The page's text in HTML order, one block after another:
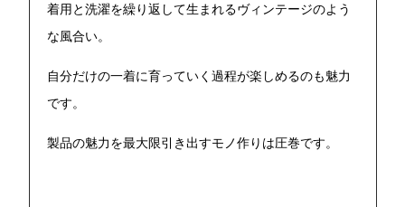
着用と洗濯を繰り返して生まれるヴィンテージのよう
な風合い。
自分だけの一着に育っていく過程が楽しめるのも魅力
です。
製品の魅力を最大限引き出すモノ作りは圧巻です。